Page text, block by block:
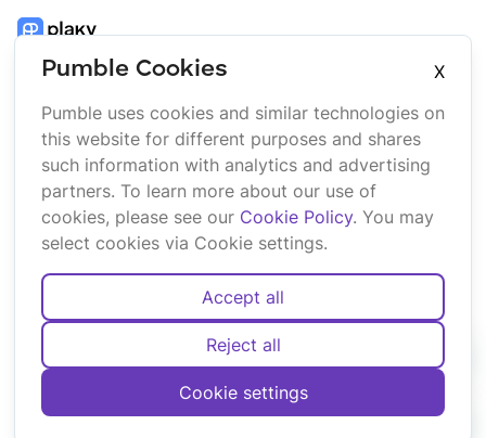
Gestion de projet
Plateforme
Suite
Marketplace
Mises à jour
Entreprise
À propos
Affiliation
Marque
Confidentialité
Pumble Cookies
X
Pumble uses cookies and similar technologies on
this website for different purposes and shares
such information with analytics and advertising
partners. To learn more about our use of
cookies, please see our Cookie Policy. You may
select cookies via Cookie settings.
Accept all
Reject all
Cookie settings